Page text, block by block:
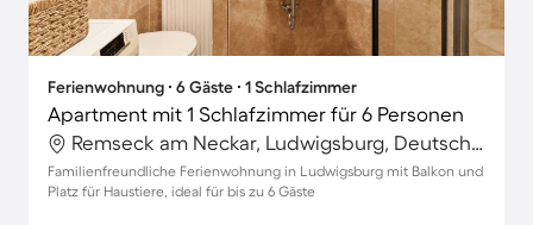
Ferienwohnung ∙ 6 Gäste ∙ 1 Schlafzimmer
Apartment mit 1 Schlafzimmer für 6 Personen
Remseck am Neckar, Ludwigsburg, Deutschland
Familienfreundliche Ferienwohnung in Ludwigsburg mit Balkon und
Platz für Haustiere, ideal für bis zu 6 Gäste